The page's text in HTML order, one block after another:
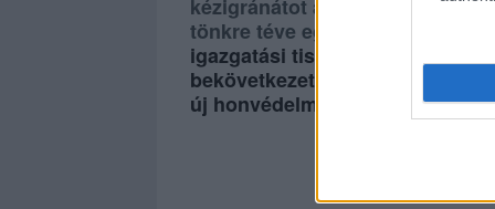
kézigránátot adtak
tönkre téve egy fiatal nő életét?
igazgatási tisztségviselők
bekövetkezett súlyos
új honvédelmi miniszter